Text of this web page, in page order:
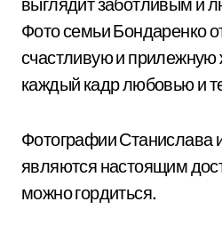
Фото семьи Бондаренко
счастливую и прилежную
каждый кадр любовью и
Фотографии Станислава
являются настоящим
можно гордиться.